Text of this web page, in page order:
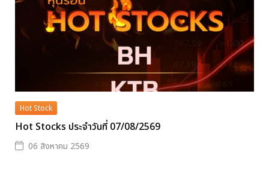
Hot Stock
Hot Stocks ประจำวันที่ 07/08/2569
06 สิงหาคม 2569